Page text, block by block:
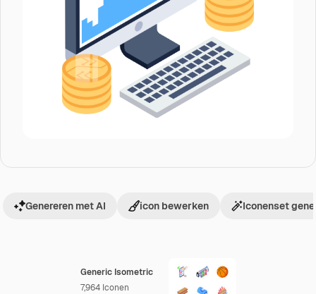
Generic Isometric
7,964 Iconen
Genereren met AI icon bewerken Iconenset